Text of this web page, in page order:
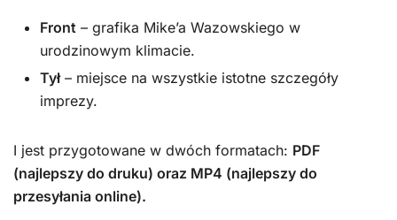
Front – grafika Mike’a Wazowskiego w
urodzinowym klimacie.
Tył– miejsce na wszystkie istotne szczegóły
imprezy.
I jest przygotowane w dwóch formatach: PDF
(najlepszy do druku) oraz MP4 (najlepszy do
przesyłania online).